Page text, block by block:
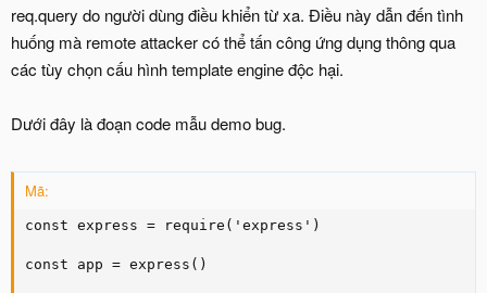
req.query do người dùng điều khiển từ xa. Điều này dẫn đến tình
huống mà remote attacker có thể tấn công ứng dụng thông qua
các tùy chọn cấu hình template engine độc hại.
Dưới đây là đoạn code mẫu demo bug.
Mã:
const express = require('express')
const app = express()